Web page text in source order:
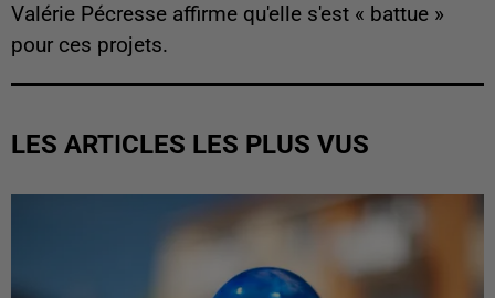
Valérie Pécresse affirme qu'elle s'est « battue »
pour ces projets.
LES ARTICLES LES PLUS VUS